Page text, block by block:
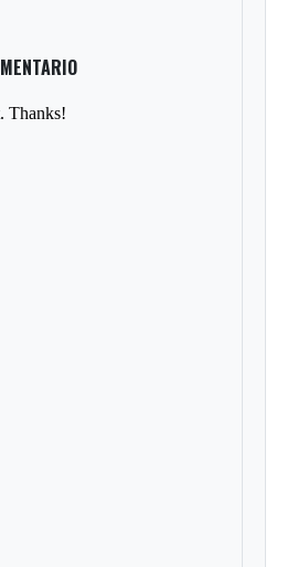
Thanks!